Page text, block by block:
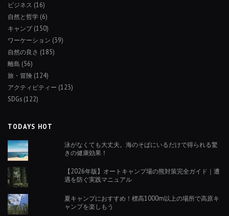
ビジネス (16)
自然と哲学 (6)
キャンプ(150)
ワーケーション (39)
自然の良さ (185)
離島 (56)
旅・冒険 (124)
アクティビティー (123)
SDGs (122)
TODAYS HOT
泳がなくても大丈夫。海のそばにいるだけで得られる驚
きの健康効果！
【2026年版】オートキャンプ場の熊対策完全ガイド｜遭
遇を防ぐ実践マニュアル
夏キャンプにおすすめ！標高1000m以上の場所で高原キ
ャンプを楽しもう